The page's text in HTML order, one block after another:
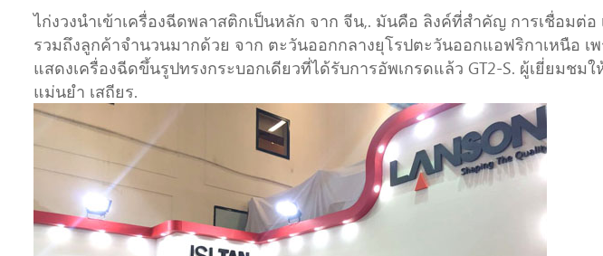
ไก่งวงนำเข้าเครื่องฉีดพลาสติกเป็นหลัก จาก จีน,. มันคือ ลิงค์ที่สำคัญ การเชื่อมต่
รวมถึงลูกค้าจำนวนมากด้วย จาก ตะวันออกกลางยุโรปตะวันออกแอฟริกาเหนือ
แสดงเครื่องฉีดขึ้นรูปทรงกระบอกเดียวที่ได้รับการอัพเกรดแล้ว GT2-S. ผู้เยี่ยมช
แม่นยำ เสถียร.